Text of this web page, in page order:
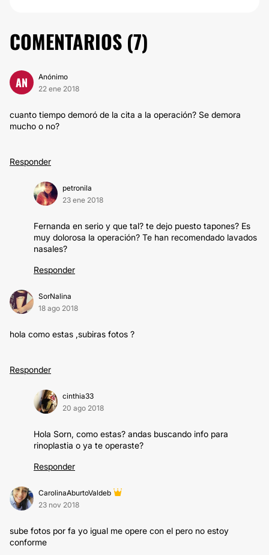
COMENTARIOS (7)
AN
Anónimo
22 ene 2018
cuanto tiempo demoró de la cita a la operación? Se demora
mucho o no?
Responder
petronila
23 ene 2018
Fernanda en serio y que tal? te dejo puesto tapones? Es
muy dolorosa la operación? Te han recomendado lavados
nasales?
Responder
SorNalina
18 ago 2018
hola como estas ,subiras fotos ?
Responder
cinthia33
20 ago 2018
Hola Sorn, como estas? andas buscando info para
rinoplastia o ya te operaste?
Responder
CarolinaAburtoValdeb
23 nov 2018
sube fotos por fa yo igual me opere con el pero no estoy
conforme